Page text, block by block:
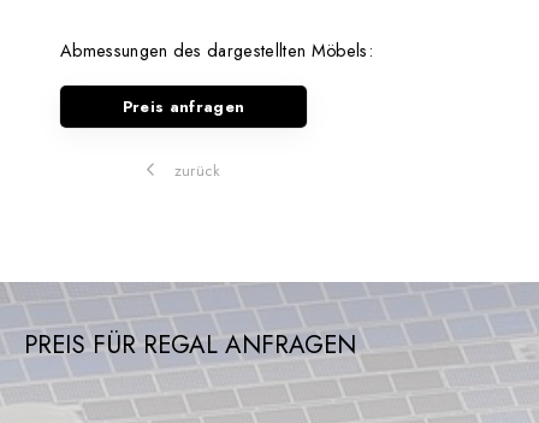
Abmessungen des dargestellten Möbels:
Preis anfragen
zurück
PREIS FÜR REGAL ANFRAGEN